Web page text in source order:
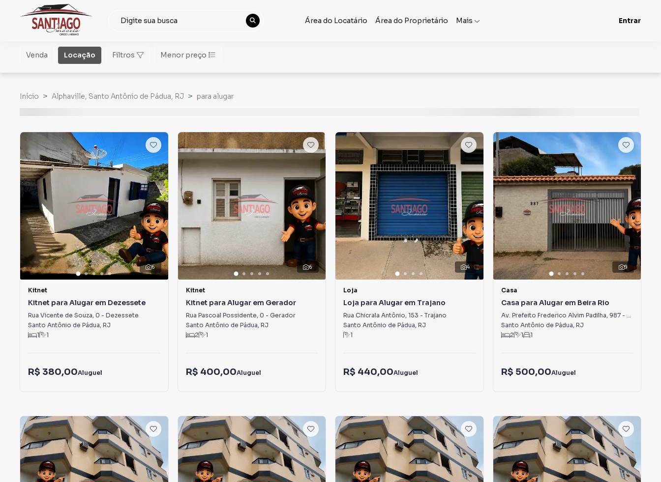
Área do Locatário Área do Proprietário Mais Entrar
Venda Locação Filtros Menor preço
Início Alphaville, Santo Antônio de Pádua, RJ para alugar
6
Kitnet
Kitnet para Alugar em Dezessete
Rua Vicente de Souza, 0 - Dezessete
Santo Antônio de Pádua, RJ
1
1
R$ 380,00Aluguel
6
Kitnet
Kitnet para Alugar em Gerador
Rua Pascoal Possidente, 0 - Gerador
Santo Antônio de Pádua, RJ
2
1
R$ 400,00Aluguel
4
Loja
Loja para Alugar em Trajano
Rua Chicrala Antônio, 153 - Trajano
Santo Antônio de Pádua, RJ
1
R$ 440,00Aluguel
9
Casa
Casa para Alugar em Beira Rio
Av. Prefeito Frederico Alvim Padilha, 987- Beira Rio
Santo Antônio de Pádua, RJ
2
1 1
R$ 500,00Aluguel